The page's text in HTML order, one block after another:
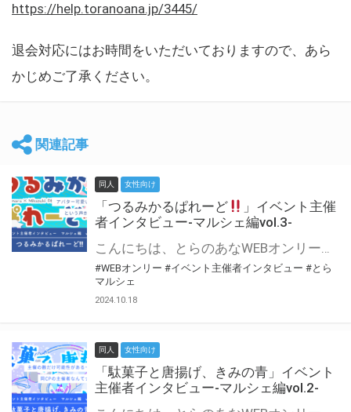
https://help.toranoana.jp/3445/
退会対応にはお時間をいただいておりますので、あら
かじめご了承ください。
関連記事
同人 女性向け
「つるみかるぱれーど
」イベント主催
者インタビュー-マルシェ編vol.3-
こんにちは、とらのあなWEBオンリー運営スタッフです。 新たにお届けする、イベント主催者インタビュー-マルシェ編-は、 とらのあなWEBオンリー「マルシェ」をご利用した主催様に 「マルシェ」を使って開催した感想や心がけをお聞きする企画です。 今回は、WEBオンリー初開催「つるみかるぱれーど
#WEBオンリー #イベント主催者インタビュー #とら
マルシェ
2024.10.18
同人 女性向け
「駄菓子と唐揚げ、きみの青」イベント
主催者インタビュー-マルシェ編vol.2-